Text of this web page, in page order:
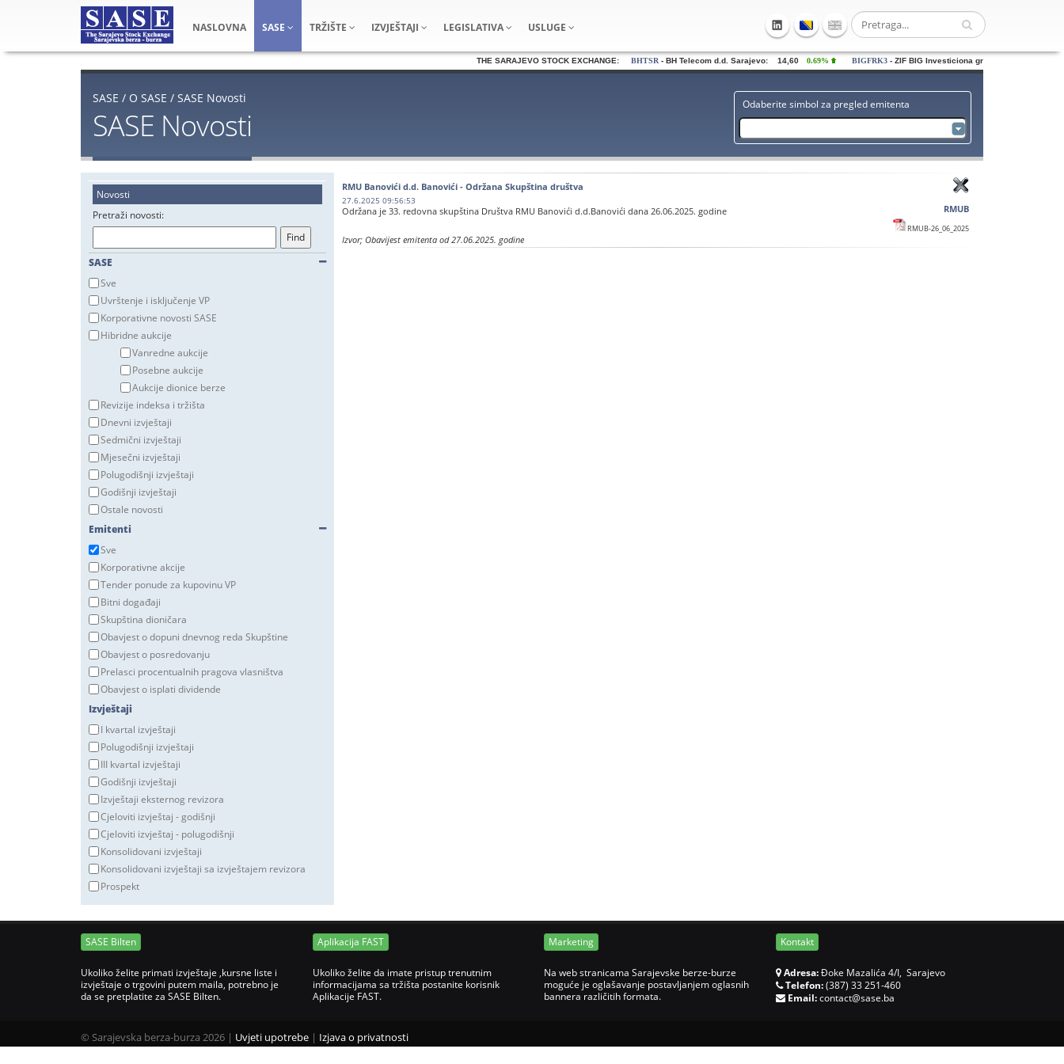
NASLOVNA SASE TRŽIŠTE IZVJEŠTAJI LEGISLATIVA USLUGE
THE SARAJEVO STOCK EXCHANGE:BHTSR- BH Telecom d.d. Sarajevo: 14,60 0.69% BIGFRK3- ZIF BIG Investiciona grupa dd Sarajevo: 0,72
SASE / O SASE / SASE Novosti Odaberite simbol za pregled emitenta
SASE Novosti
Novosti
Pretraži novosti:
SASE
Sve
Uvrštenje i isključenje VP
Korporativne novosti SASE
Hibridne aukcije
Vanredne aukcije
Posebne aukcije
Aukcije dionice berze
Revizije indeksa i tržišta
Dnevni izvještaji
Sedmični izvještaji
Mjesečni izvještaji
Polugodišnji izvještaji
Godišnji izvještaji
Ostale novosti
Emitenti
Sve
Korporativne akcije
Tender ponude za kupovinu VP
Bitni događaji
Skupština dioničara
Obavjest o dopuni dnevnog reda Skupštine
Obavjest o posredovanju
Prelasci procentualnih pragova vlasništva
Obavjest o isplati dividende
Izvještaji
I kvartal izvještaji
Polugodišnji izvještaji
III kvartal izvještaji
Godišnji izvještaji
Izvještaji eksternog revizora
Cjeloviti izvještaj - godišnji
Cjeloviti izvještaj - polugodišnji
Konsolidovani izvještaji
Konsolidovani izvještaji sa izvještajem revizora
Prospekt
RMU Banovići d.d. Banovići - Održana Skupština društva
27.6.2025 09:56:53
Održana je 33. redovna skupština Društva RMU Banovići d.d.Banovići dana 26.06.2025. godine
Izvor; Obavijest emitenta od 27.06.2025. godine
RMUB
RMUB-26_06_2025
SASE Bilten
Ukoliko želite primati izvještaje ,kursne liste i
izvještaje o trgovini putem maila, potrebno je
da se pretplatite za SASE Bilten.
Aplikacija FAST
Ukoliko želite da imate pristup trenutnim
informacijama sa tržišta postanite korisnik
Aplikacije FAST.
Marketing
Na web stranicama Sarajevske berze-burze
moguće je oglašavanje postavljanjem oglasnih
bannera različitih formata.
Kontakt
Adresa:Đoke Mazalića 4/I, Sarajevo
Telefon:(387) 33 251-460
Email: contact@sase.ba
© Sarajevska berza-burza 2026 | Uvjeti upotrebe | Izjava o privatnosti